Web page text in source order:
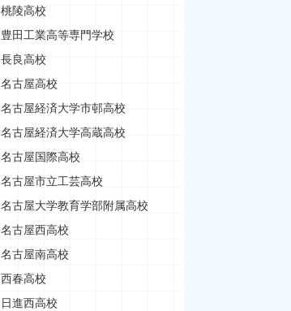
桃陵高校
豊田工業高等専門学校
長良高校
名古屋高校
名古屋経済大学市邨高校
名古屋経済大学高蔵高校
名古屋国際高校
名古屋市立工芸高校
名古屋大学教育学部附属高校
名古屋西高校
名古屋南高校
西春高校
日進西高校